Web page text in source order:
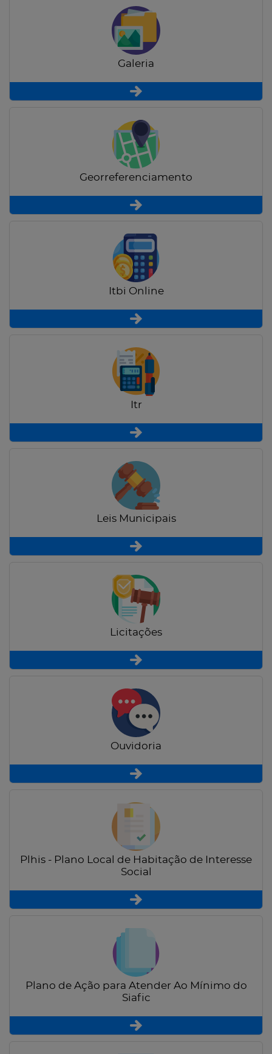
Galeria
Georreferenciamento
Itbi Online
Itr
Leis Municipais
Licitações
Ouvidoria
Plhis - Plano Local de Habitação de Interesse
Social
Plano de Ação para Atender Ao Mínimo do
Siafic